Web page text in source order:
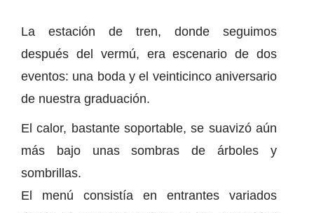
La estación de tren, donde seguimos
después del vermú, era escenario de dos
eventos: una boda y el veinticinco aniversario
de nuestra graduación.
El calor, bastante soportable, se suavizó aún
más bajo unas sombras de árboles y
sombrillas.
El menú consistía en entrantes variados